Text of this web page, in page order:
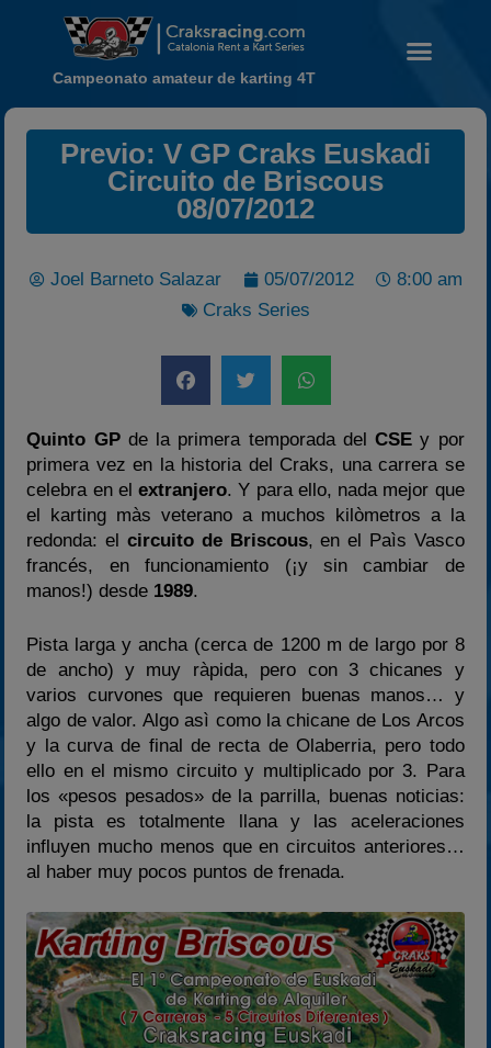
Noticias
Temporada 2026
2020-2021
2022
2023
2024
Preguntas Frecuentes
Campeonato amateur de karting 4T
Previo: V GP Craks Euskadi
Circuito de Briscous
08/07/2012
Joel Barneto Salazar 05/07/2012
8:00 am
Craks Series
Quinto GPde la primera temporada delCSE y por
primera vez en la historia del Craks, una carrera se
celebra en elextranjero. Y para ello, nada mejor que
el karting màs veterano a muchos kilòmetros a la
redonda: el circuito de Briscous, en el Paìs Vasco
francés, en funcionamiento (¡y sin cambiar de
manos!) desde 1989.
Pista larga y ancha (cerca de 1200 m de largo por 8
de ancho) y muy ràpida, pero con 3 chicanes y
varios curvones que requieren buenas manos… y
algo de valor. Algo asì como la chicane de Los Arcos
y la curva de final de recta de Olaberria, pero todo
ello en el mismo circuito y multiplicado por 3. Para
los «pesos pesados» de la parrilla, buenas noticias:
la pista es totalmente llana y las aceleraciones
influyen mucho menos que en circuitos anteriores…
al haber muy pocos puntos de frenada.